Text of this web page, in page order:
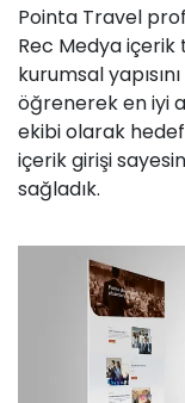
Pointa Travel
Rec Medya
kurumsal
öğrenerek en iyi
ekibi olarak
içerik girişi
sağladık.